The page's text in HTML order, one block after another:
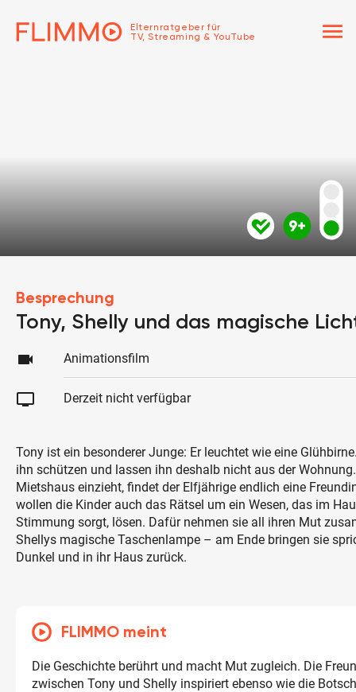
Elternratgeber für
TV, Streaming & YouTube
menu
Besprechung
Tony, Shelly und das magische
videocam Animationsfilm
tv Derzeit nicht verfügbar
Tony ist ein besonderer Junge: Er leuchtet wie eine
ihn schützen und lassen ihn deshalb nicht aus der
Mietshaus einzieht, findet der Elfjährige endlich eine
wollen die Kinder auch das Rätsel um ein Wesen, das im
Stimmung sorgt, lösen. Dafür nehmen sie all ihren Mut
Shellys magische Taschenlampe – am Ende bringen sie
Dunkel und in ihr Haus zurück.
FLIMMO meint
Die Geschichte berührt und macht Mut zugleich. Die
zwischen Tony und Shelly inspiriert ebenso wie die